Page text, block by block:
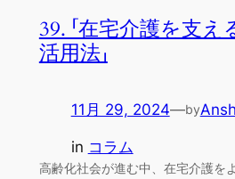
39. 「在宅介護を支
活用法」
11月 29, 2024—by
in コラム
高齢化社会が進む中、在宅介護を